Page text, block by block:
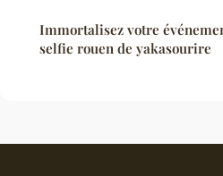
Immortalisez votre
selfie rouen de yakasourire